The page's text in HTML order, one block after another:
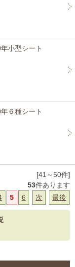
小型シート
６種シート
[41～50件]
53件あります
5 6 次 最後